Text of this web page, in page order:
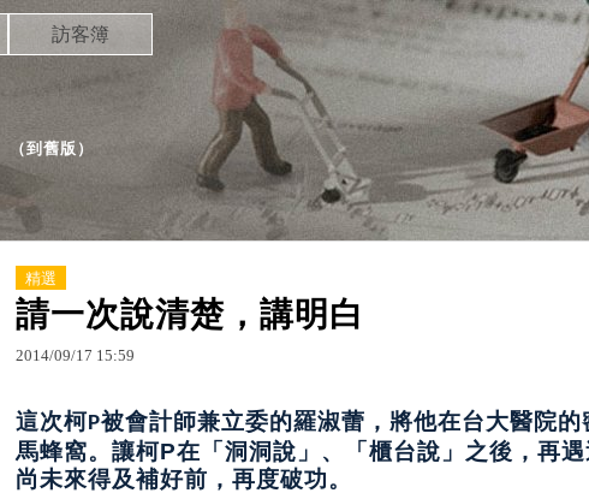
（到舊版 ）
訪客簿
精選
請一次說清楚，講明白
2014/09/17 15:59
這次柯P被會計師兼立委的羅淑蕾，將他在台大醫院
馬蜂窩。讓柯P在「洞洞說」、「櫃台說」之後，再
尚未來得及補好前，再度破功。